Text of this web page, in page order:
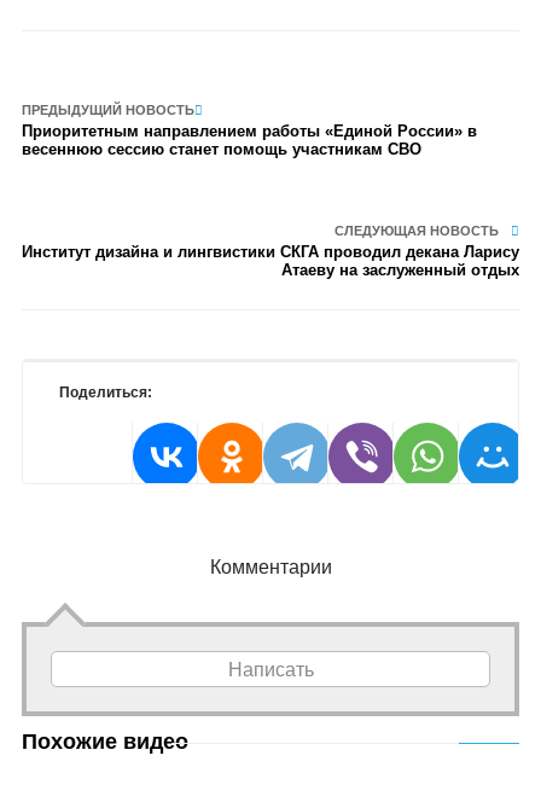
ПРЕДЫДУЩИЙ НОВОСТЬ
Приоритетным направлением работы «Единой России» в
весеннюю сессию станет помощь участникам СВО
СЛЕДУЮЩАЯ НОВОСТЬ
Институт дизайна и лингвистики СКГА проводил декана Ларису
Атаеву на заслуженный отдых
Поделиться:
Комментарии
Написать
Похожие видео